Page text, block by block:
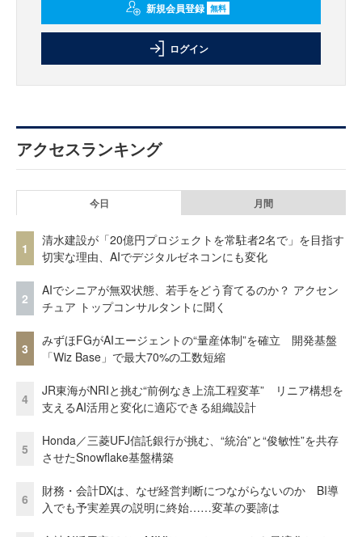
新規会員登録 無料
ログイン
アクセスランキング
今日 月間
1
清水建設が「20億円プロジェクトを常駐者2名で」を目指す
切実な理由、AIでデジタルゼネコンにも変化
2
AIでシニアが無双状態、若手をどう育てるのか？ アクセン
チュア トップコンサルタントに聞く
3
みずほFGがAIエージェントの“量産体制”を確立 開発基盤
「Wiz Base」で最大70%の工数短縮
4
JR東海がNRIと挑む“前例なき上流工程変革” リニア構想を
支えるAI活用と変化に適応できる組織設計
5
Honda／三菱UFJ信託銀行が挑む、“統治”と“俊敏性”を共存
させたSnowflake基盤構築
6
財務・会計DXは、なぜ経営判断につながらないのか BI導
入でも予実差異の説明に終始……変革の要諦は